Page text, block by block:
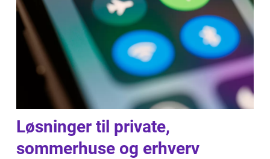
Løsninger til private,
sommerhuse og erhverv